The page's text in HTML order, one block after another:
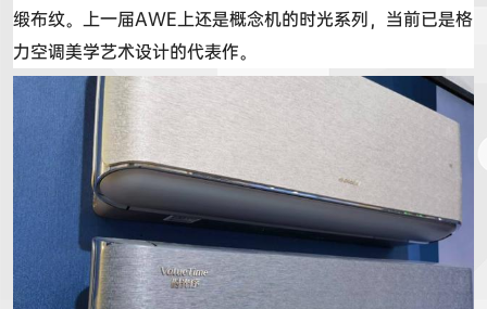
缎布纹。上一届AWE上还是概念机的时光系列，当前已是格
力空调美学艺术设计的代表作。